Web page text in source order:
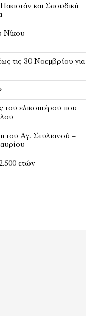
και Σαουδική
Νίκου
τις 30 Νοεμβρίου για
του ελικοπτέρου που
του Αγ. Στυλιανού –
ετών